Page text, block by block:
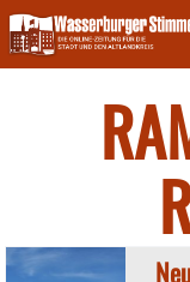
Skip
to
content